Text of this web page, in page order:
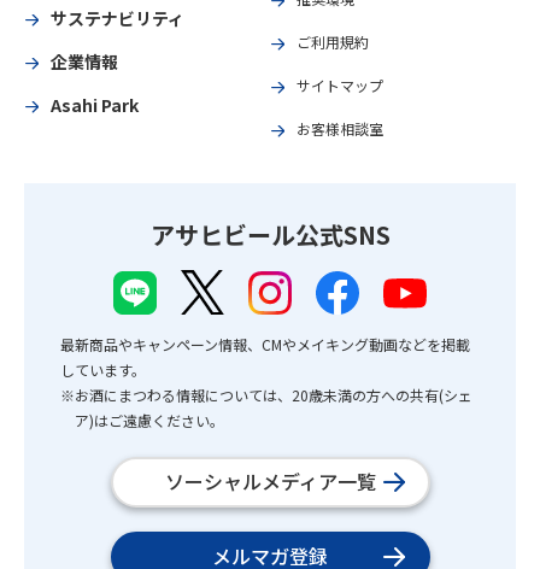
サステナビリティ
企業情報
Asahi Park
ご利用規約
サイトマップ
お客様相談室
アサヒビール公式SNS
最新商品やキャンペーン情報、CMやメイキング動画などを掲載
しています。
※お酒にまつわる情報については、20歳未満の方への共有(シェ
ア)はご遠慮ください。
ソーシャルメディア一覧
メルマガ登録